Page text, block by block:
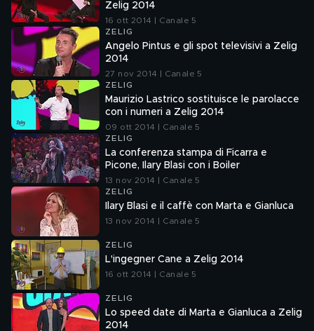
Zelig 2014
16 ott 2014 | Canale 5
ZELIG
Angelo Pintus e gli spot televisivi a Zelig
2014
27 nov 2014 | Canale 5
ZELIG
Maurizio Lastrico sostituisce le parolacce
con i numeri a Zelig 2014
09 ott 2014 | Canale 5
ZELIG
La conferenza stampa di Ficarra e
Picone, Ilary Blasi con i Boiler
13 nov 2014 | Canale 5
ZELIG
Ilary Blasi e il caffè con Marta e Gianluca
13 nov 2014 | Canale 5
ZELIG
L'ingegner Cane a Zelig 2014
16 ott 2014 | Canale 5
ZELIG
Lo speed date di Marta e Gianluca a Zelig
2014